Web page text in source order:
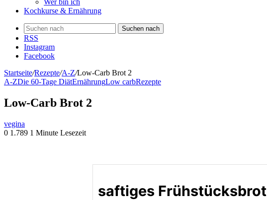
Wer bin ich
Kochkurse & Ernährung
Suchen nach
RSS
Instagram
Facebook
Startseite/Rezepte/A-Z/Low-Carb Brot 2
A-ZDie 60-Tage DiätErnährungLow carbRezepte
Low-Carb Brot 2
vegina
0 1.789 1 Minute Lesezeit
saftiges Frühstücksbrot